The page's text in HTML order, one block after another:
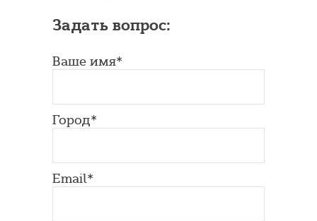
Задать вопрос:
Ваше имя*
Город*
Email*